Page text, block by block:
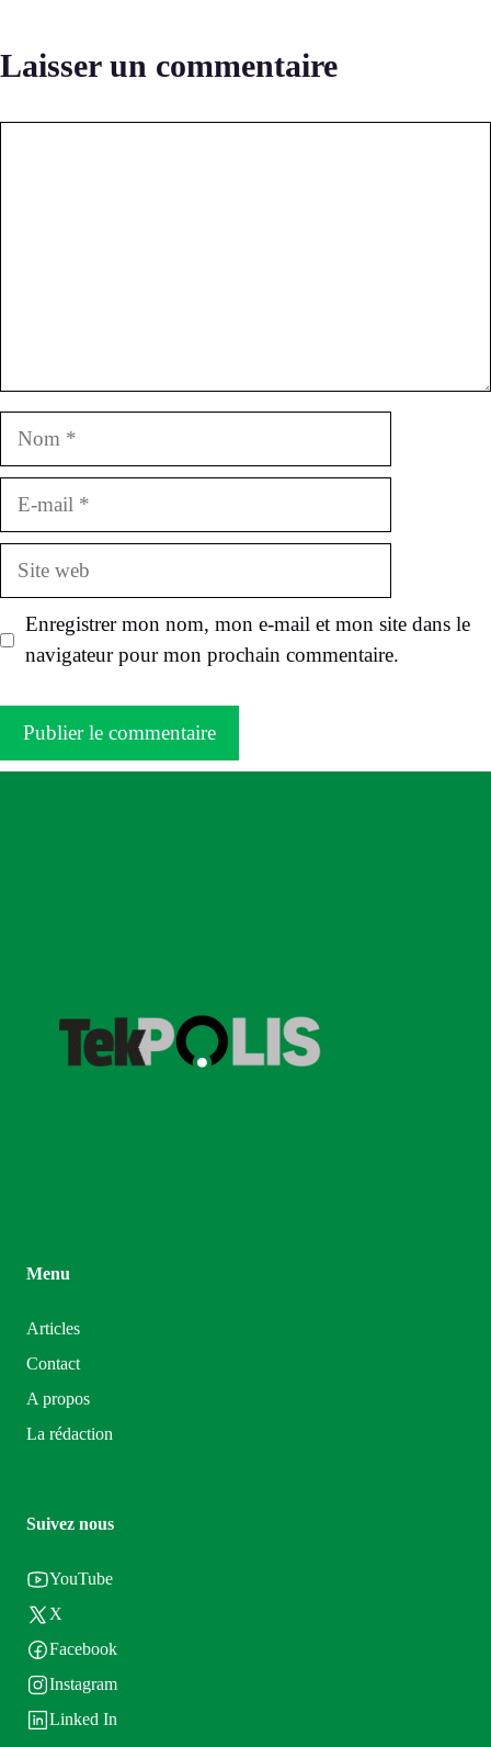
Laisser un commentaire
Enregistrer mon nom, mon e-mail et mon site dans le
navigateur pour mon prochain commentaire.
Menu
Articles
Contact
A propos
La rédaction
Suivez nous
YouTube
X
Facebook
Instagram
Linked In